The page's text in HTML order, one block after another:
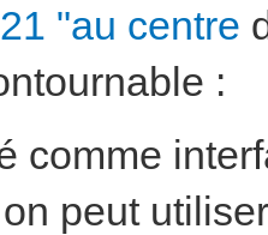
"au centre
:
comme
peut